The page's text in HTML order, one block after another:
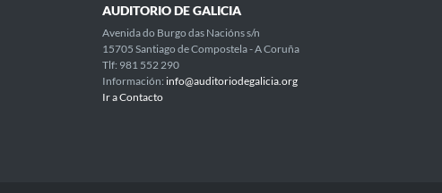
AUDITORIO DE GALICIA
Avenida do Burgo das Nacións s/n
15705 Santiago de Compostela - A Coruña
Tlf: 981 552 290
Información: info@auditoriodegalicia.org
Ir a Contacto